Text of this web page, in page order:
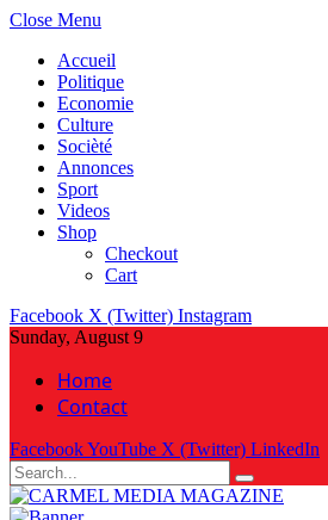
Close Menu
Accueil
Politique
Economie
Culture
Socièté
Annonces
Sport
Videos
Shop
Checkout
Cart
Facebook X (Twitter) Instagram
Sunday, August 9
Home
Contact
FacebookYouTube X (Twitter) LinkedIn